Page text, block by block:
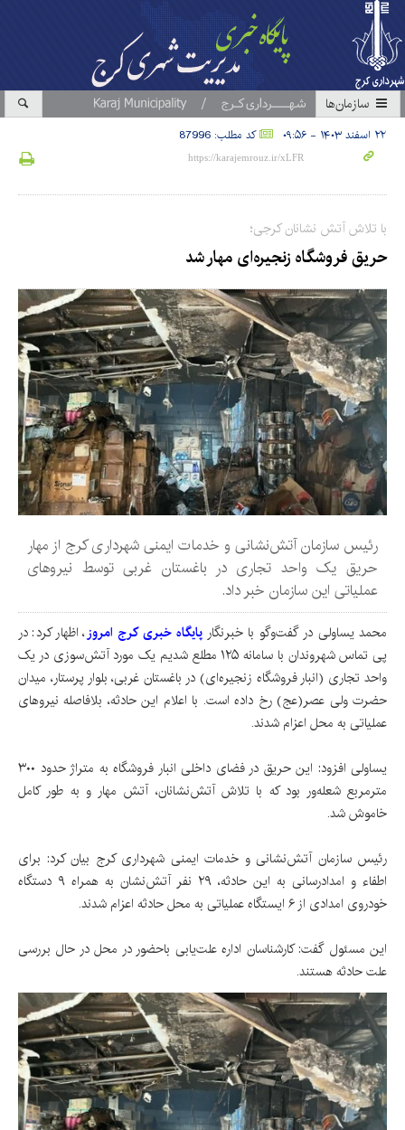
سازمان‎ها
۲۲ اسفند ۱۴۰۳ - ۰۹:۵۶ کد مطلب: 87996
با تلاش آتش نشانان کرجی؛
حریق فروشگاه زنجیره‌ای مهار شد
رئیس سازمان آتش‌نشانی و خدمات ایمنی شهرداری کرج از مهار
حریق یک واحد تجاری در باغستان غربی توسط نیروهای
عملیاتی این سازمان خبر داد.
محمد یساولی در گفت‌وگو با خبرنگار پایگاه خبری کرج امروز، اظهار کرد: در
پی تماس شهروندان با سامانه ۱۲۵ مطلع شدیم یک مورد آتش‌سوزی در یک
واحد تجاری (انبار فروشگاه زنجیره‌ای) در باغستان غربی، بلوار پرستار، میدان
حضرت ولی عصر(عج) رخ داده است. با اعلام این حادثه، بلافاصله نیروهای
عملیاتی به محل اعزام شدند.
یساولی افزود: این حریق در فضای داخلی انبار فروشگاه به متراژ حدود ۳۰۰
مترمربع شعله‌ور بود که با تلاش آتش‌نشانان، آتش مهار و به طور کامل
خاموش شد.
رئیس سازمان آتش‌نشانی و خدمات ایمنی شهرداری کرج بیان کرد: برای
اطفاء و امدادرسانی به این حادثه، ۲۹ نفر آتش‌نشان به همراه ۹ دستگاه
خودروی امدادی از ۶‌ ایستگاه عملیاتی به محل حادثه اعزام شدند.
این مسئول گفت: کارشناسان اداره علت‌یابی باحضور در محل در حال بررسی
علت حادثه هستند.